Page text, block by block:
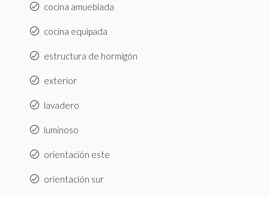
cocina amueblada
cocina equipada
estructura de hormigón
exterior
lavadero
luminoso
orientación este
orientación sur